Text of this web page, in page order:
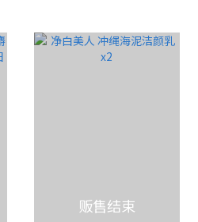
贩售结束